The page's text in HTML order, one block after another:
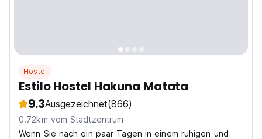
Hostel
Estilo Hostel Hakuna Matata
9.3Ausgezeichnet(866)
0.72km vom Stadtzentrum
Wenn Sie nach ein paar Tagen in einem ruhigen und